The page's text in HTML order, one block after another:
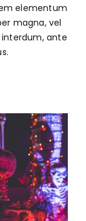
elementum
magna, vel
interdum, ante